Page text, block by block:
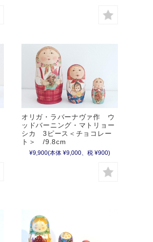
オリガ・ラバーナヴァ作 ウ
ッドバーニング・マトリョー
シカ 3ピース＜チョコレー
ト＞ /9.8cm
¥9,900(本体 ¥9,000、税 ¥900)